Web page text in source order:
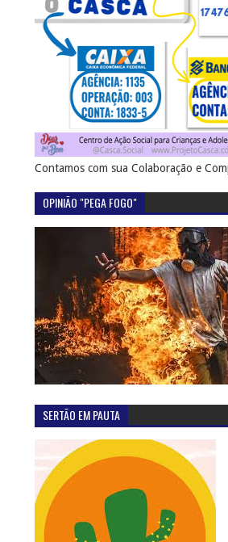
Contamos com sua Colaboração e
OPINIÃO "PEGA FOGO"
SERTÃO EM PAUTA